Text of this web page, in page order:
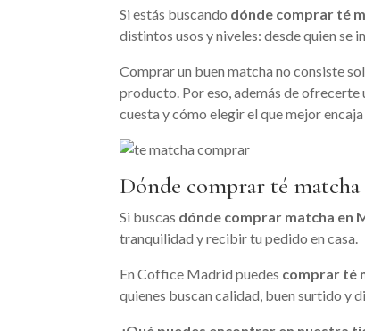
Si estás buscando dónde comprar té
distintos usos y niveles: desde quien se
Comprar un buen matcha no consiste
producto. Por eso, además de
cuesta y cómo elegir el que mejor
Dónde comprar té
Si buscas dónde comprar matcha en
tranquilidad y recibir tu pedido en casa.
En Coffice Madrid puedes comprar té
quienes buscan calidad, buen surtido y